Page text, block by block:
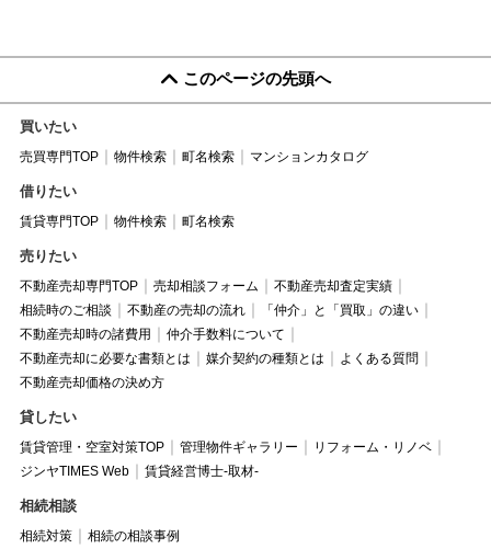
このページの先頭へ
買いたい
売買専門TOP 物件検索 町名検索 マンションカタログ
借りたい
賃貸専門TOP 物件検索 町名検索
売りたい
不動産売却専門TOP 売却相談フォーム
不動産売却査定実績
相続時のご相談
不動産の売却の流れ
「仲介」と「買取」の違い
不動産売却時の諸費用
仲介手数料について
不動産売却に必要な書類とは
媒介契約の種類とは
よくある質問
不動産売却価格の決め方
貸したい
賃貸管理・空室対策TOP 管理物件ギャラリー
リフォーム・リノベ
ジンヤTIMES Web
賃貸経営博士-取材-
相続相談
相続対策 相続の相談事例